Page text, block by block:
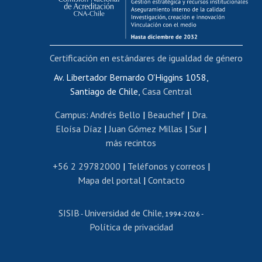
Funcionarias/os
Cursos internos de capacitación
Bienestar del personal
Portal de movilidad interna
Certificado de renta
Certificado de renta honorarios
Editar páginas blancas
Extranjeras/os
Revalidación y reconocimiento de títulos
Postulación al Programa de Movilidad Estudiantil
Cursos de español
Av. Libertador Bernardo O'Higgins 1058,
Santiago de Chile, Casa Central
Campus: Andrés Bello | Beauchef| Dra.
Eloísa Díaz | Juan Gómez Millas | Sur |
más recintos
+56 2 29782000 | Teléfonos y correos |
Mapa del portal| Contacto
SISIB - Universidad de Chile , 1994-2026 -
Política de privacidad
Certificación en estándares de igualdad de género